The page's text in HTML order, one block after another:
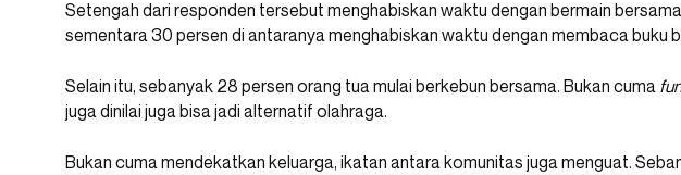
Setengah dari responden tersebut menghabiskan waktu dengan bermain
sementara 30 persen di antaranya menghabiskan waktu dengan membaca buku
Selain itu, sebanyak 28 persen orang tua mulai berkebun bersama. Bukan cuma fun
juga dinilai juga bisa jadi alternatif olahraga.
Bukan cuma mendekatkan keluarga, ikatan antara komunitas juga menguat.